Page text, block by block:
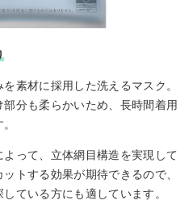
素材に採用した洗えるマスク。
分も柔らかいため、長時間着用
よって、立体網目構造を実現して
トする効果が期待できるので、
ている方にも適しています。